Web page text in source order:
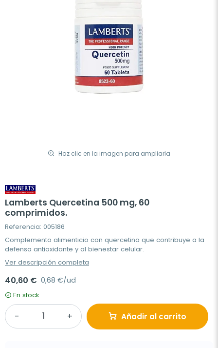
Haz clic en la imagen para ampliarla
Lamberts Quercetina 500 mg, 60
comprimidos.
Referencia: 005186
Complemento alimenticio con quercetina que contribuye a la
defensa antioxidante y al bienestar celular.
Ver descripción completa
40,60 € 0,68 €/ud
En stock
Añadir al carrito